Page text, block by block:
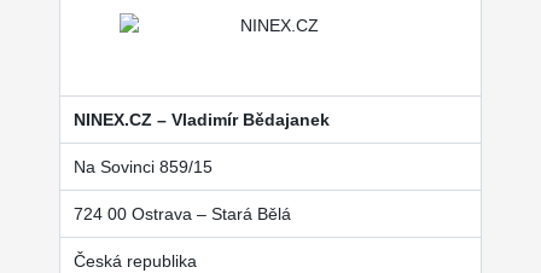
NINEX.CZ – Vladimír Bědajanek
Na Sovinci 859/15
724 00 Ostrava – Stará Bělá
Česká republika